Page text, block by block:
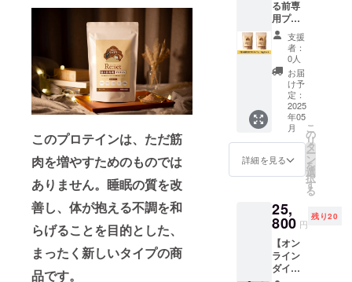
このプロテインは、ただ筋
肉を増やすためのものでは
ありません。睡眠の質を改
善し、体が抱える不調を和
らげることを目的とした、
まったく新しいタイプの商
品です。
公序良
俗に反
する文
言は掲
載でき
ませ
ん。 ※
掲載期
間は
2025年
5月から
1年間で
す。
る前専
用プロ
テイ
ン」2kg
セッ
ト】
「寝る
前専用
プロテ
イン」
を2kgお
送りさ
せてい
ただき
ます。
リター
ン
10,420
円を2個
買うよ
り1,144
支援
者：
0人
お届
け予
定：
2025
年05
月
詳細を見る
こ
の
リ
タ
ー
ン
を
選
択
す
る
25,
800 円
残り20
【オン
ライン
ダイ